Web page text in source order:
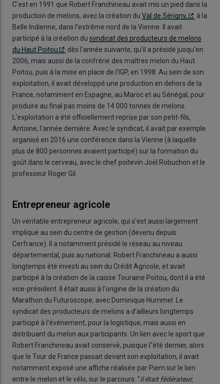
C'est en 1991 que Robert Franchineau avait mis un pied dans la
production de melons, avec la création du Val de Sérigny,
à la
Belle Indienne, dans l'extrême nord de la Vienne. Il avait
participé à la création du syndicat des producteurs de melons
du Haut Poitou
dès l'année suivante, qu'il a présidé jusqu'en
2006, mais aussi de la confrérie des maîtres melon du Haut
Poitou, puis à la mise en place de l'IGP, en 1998. Au sein de son
exploitation, il avait développé une production en dehors de la
France, notamment en Espagne, au Maroc et au Sénégal, pour
produire au final pas moins de 14 000 tonnes de melons.
L'exploitation a été officiellement reprise par son petit-fils,
Antoine, l'année dernière. Avec le syndicat, il avait par exemple
organisé en 2016 une conférence dans la Vienne (à laquelle
plus de 800 personnes avaient participé) sur la formation du
goût dans le cerveau, avec le chef poitevin Joël Robuchon et le
professeur Roger Gil.
Entrepreneur agricole
Un véritable entrepreneur agricole, qui s'est aussi largement
impliqué au sein du centre de gestion (devenu depuis
Cerfrance). Il a notamment présidé le réseau au niveau
départemental, puis au national. Robert Franchineau a aussi
longtemps été investi au sein du Crédit Agricole, et avait
participé à la création de la caisse Touraine Poitou, dont il a été
vice-président. Il était aussi à l'origine de la création du
Marathon du Futuroscope, avec Dominique Hummel. Le
syndicat des producteurs de melons a d'ailleurs longtemps
participé à l'événement, pour la logistique, mais aussi en
distribuant du melon aux participants. Un lien avec le sport que
Robert Franchineau avait conservé, puisque l''été dernier, alors
que le Tour de France passait devant son exploitation, il avait
notamment exposé une affiche réalisée par Piem sur le lien
entre le melon et le vélo, sur le parcours. "Il était fédérateur,